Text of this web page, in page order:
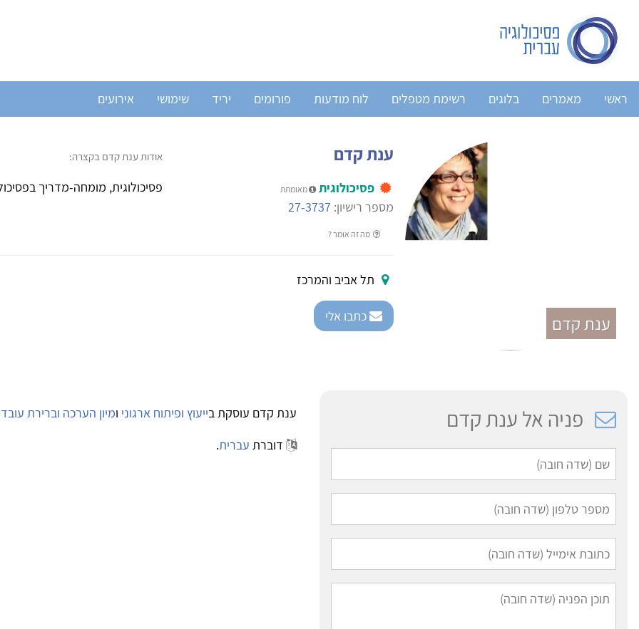
ראשי מאמרים בלוגים רשימת מטפלים לוח מודעות פורומים יריד שימושי אירועים
ענת קדם
ענת קדם
פסיכולוגית מאומתת
מספר רישיון: 27-3737
מה זה אומר ?
אודות ענת קדם בקצרה:
פסיכולוגית, מומחה-מדריך
תל אביב והמרכז
כתבו אלי
פניה אל ענת קדם ענת קדם עוסקת בייעוץ ופיתוח ארגוני ומיון הערכה וברירת
דוברת עברית.